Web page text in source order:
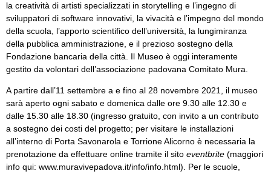
la creatività di artisti specializzati in storytelling e l’ingegno di
sviluppatori di software innovativi, la vivacità e l’impegno del mondo
della scuola, l’apporto scientifico dell’università, la lungimiranza
della pubblica amministrazione, e il prezioso sostegno della
Fondazione bancaria della città. Il Museo è oggi interamente
gestito da volontari dell’associazione padovana Comitato Mura.
A partire dall’11 settembre a e fino al 28 novembre 2021, il museo
sarà aperto ogni sabato e domenica dalle ore 9.30 alle 12.30 e
dalle 15.30 alle 18.30 (ingresso gratuito, con invito a un contributo
a sostegno dei costi del progetto; per visitare le installazioni
all’interno di Porta Savonarola e Torrione Alicorno è necessaria la
prenotazione da effettuare online tramite il sito eventbrite (maggiori
info qui: www.muravivepadova.it/info/info.html). Per le scuole,